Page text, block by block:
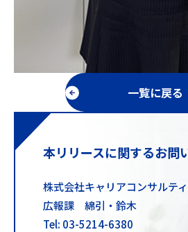
一覧に戻る
本リリースに関するお問
株式会社キャリアコンサルテ
広報課 綿引・鈴木
Tel: 03-5214-6380